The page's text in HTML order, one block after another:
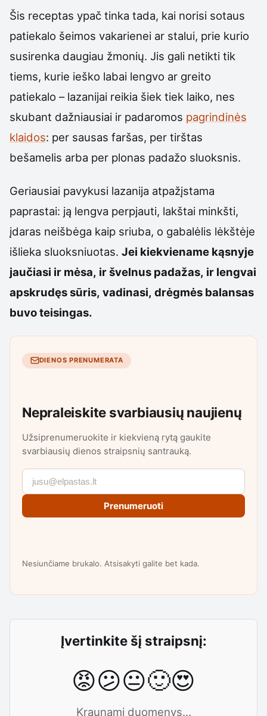
Šis receptas ypač tinka tada, kai norisi sotaus
patiekalo šeimos vakarienei ar stalui, prie kurio
susirenka daugiau žmonių. Jis gali netikti tik
tiems, kurie ieško labai lengvo ar greito
patiekalo – lazanijai reikia šiek tiek laiko, nes
skubant dažniausiai ir padaromos pagrindinės
klaidos: per sausas faršas, per tirštas
bešamelis arba per plonas padažo sluoksnis.
Geriausiai pavykusi lazanija atpažįstama
paprastai: ją lengva perpjauti, lakštai minkšti,
įdaras neišbėga kaip sriuba, o gabalėlis lėkštėje
išlieka sluoksniuotas. Jei kiekviename kąsnyje
jaučiasi ir mėsa, ir švelnus padažas, ir lengvai
apskrudęs sūris, vadinasi, drėgmės balansas
buvo teisingas.
DIENOS PRENUMERATA
Nepraleiskite svarbiausių naujienų
Užsiprenumeruokite ir kiekvieną rytą gaukite
svarbiausių dienos straipsnių santrauką.
Prenumeruoti
Nesiunčiame brukalo. Atsisakyti galite bet kada.
Įvertinkite šį straipsnį:
😡😕😐🙂😍
Kraunami duomenys...